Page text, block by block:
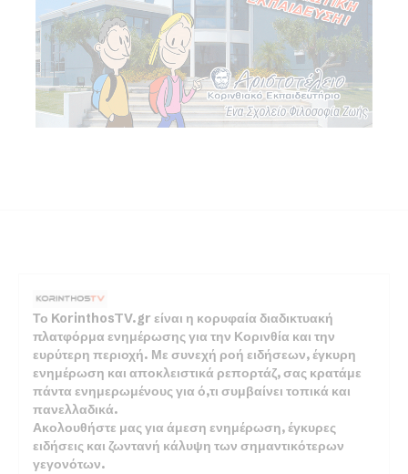
Το KorinthosTV.gr είναι η κορυφαία διαδικτυακή
πλατφόρμα ενημέρωσης για την Κορινθία και την
ευρύτερη περιοχή. Με συνεχή ροή ειδήσεων, έγκυρη
ενημέρωση και αποκλειστικά ρεπορτάζ, σας κρατάμε
πάντα ενημερωμένους για ό,τι συμβαίνει τοπικά και
πανελλαδικά.
Ακολουθήστε μας για άμεση ενημέρωση, έγκυρες
ειδήσεις και ζωντανή κάλυψη των σημαντικότερων
γεγονότων.